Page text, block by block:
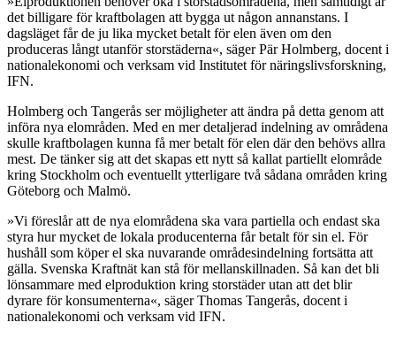
det billigare för kraftbolagen att bygga ut någon annanstans. I
dagsläget får de ju lika mycket betalt för elen även om den
produceras långt utanför storstäderna«, säger Pär Holmberg, docent i
nationalekonomi och verksam vid Institutet för näringslivsforskning,
IFN.
Holmberg och Tangerås ser möjligheter att ändra på detta genom att
införa nya elområden. Med en mer detaljerad indelning av områdena
skulle kraftbolagen kunna få mer betalt för elen där den behövs allra
mest. De tänker sig att det skapas ett nytt så kallat partiellt elområde
kring Stockholm och eventuellt ytterligare två sådana områden kring
Göteborg och Malmö.
»Vi föreslår att de nya elområdena ska vara partiella och endast ska
styra hur mycket de lokala producenterna får betalt för sin el. För
hushåll som köper el ska nuvarande områdesindelning fortsätta att
gälla. Svenska Kraftnät kan stå för mellanskillnaden. Så kan det bli
lönsammare med elproduktion kring storstäder utan att det blir
dyrare för konsumenterna«, säger Thomas Tangerås, docent i
nationalekonomi och verksam vid IFN.